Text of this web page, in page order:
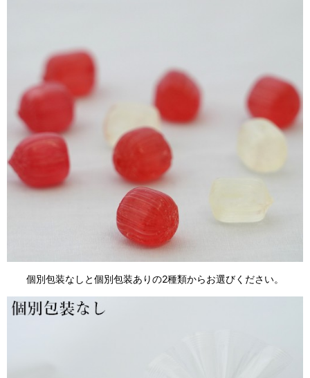
個別包装なしと個別包装ありの2種類からお選びください。